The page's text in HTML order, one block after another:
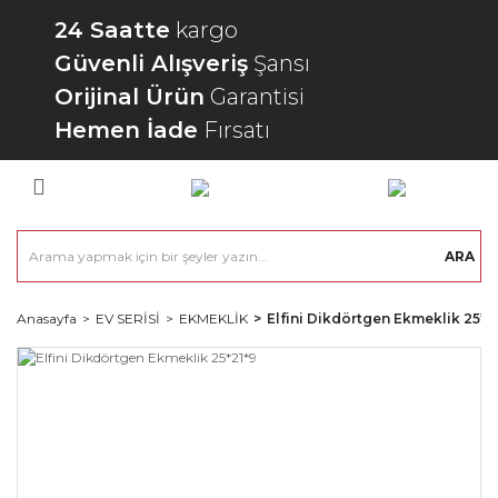
24 Saatte kargo
Güvenli Alışveriş Şansı
Orijinal Ürün Garantisi
Hemen İade Fırsatı
ARA
Anasayfa EV SERİSİ EKMEKLİK Elfini Dikdörtgen Ekmeklik